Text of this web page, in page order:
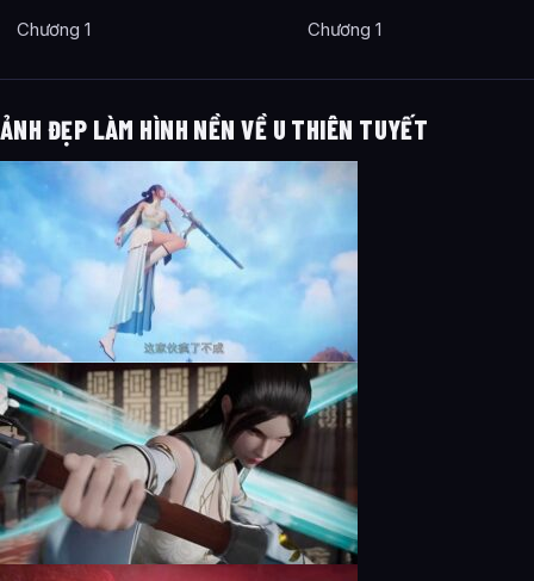
Chương 1 Chương 1
ẢNH ĐẸP LÀM HÌNH NỀN VỀ U THIÊN TUYẾT